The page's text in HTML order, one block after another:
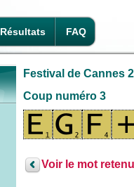
Résultats FAQ
Festival de Cannes
Coup numéro 3
Voir le mot